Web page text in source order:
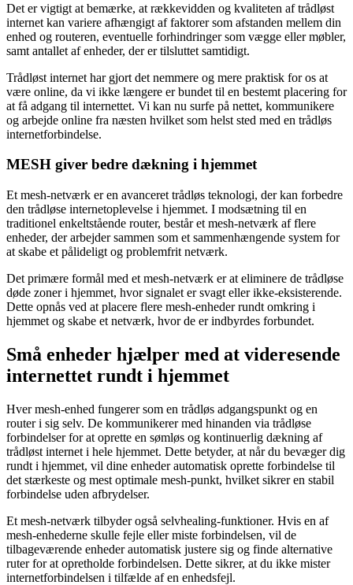
Det er vigtigt at bemærke, at rækkevidden og kvaliteten af trådløst
internet kan variere afhængigt af faktorer som afstanden mellem din
enhed og routeren, eventuelle forhindringer som vægge eller møbler,
samt antallet af enheder, der er tilsluttet samtidigt.
Trådløst internet har gjort det nemmere og mere praktisk for os at
være online, da vi ikke længere er bundet til en bestemt placering for
at få adgang til internettet. Vi kan nu surfe på nettet, kommunikere
og arbejde online fra næsten hvilket som helst sted med en trådløs
internetforbindelse.
MESH giver bedre dækning i hjemmet
Et mesh-netværk er en avanceret trådløs teknologi, der kan forbedre
den trådløse internetoplevelse i hjemmet. I modsætning til en
traditionel enkeltstående router, består et mesh-netværk af flere
enheder, der arbejder sammen som et sammenhængende system for
at skabe et pålideligt og problemfrit netværk.
Det primære formål med et mesh-netværk er at eliminere de trådløse
døde zoner i hjemmet, hvor signalet er svagt eller ikke-eksisterende.
Dette opnås ved at placere flere mesh-enheder rundt omkring i
hjemmet og skabe et netværk, hvor de er indbyrdes forbundet.
Små enheder hjælper med at videresende
internettet rundt i hjemmet
Hver mesh-enhed fungerer som en trådløs adgangspunkt og en
router i sig selv. De kommunikerer med hinanden via trådløse
forbindelser for at oprette en sømløs og kontinuerlig dækning af
trådløst internet i hele hjemmet. Dette betyder, at når du bevæger dig
rundt i hjemmet, vil dine enheder automatisk oprette forbindelse til
det stærkeste og mest optimale mesh-punkt, hvilket sikrer en stabil
forbindelse uden afbrydelser.
Et mesh-netværk tilbyder også selvhealing-funktioner. Hvis en af
mesh-enhederne skulle fejle eller miste forbindelsen, vil de
tilbageværende enheder automatisk justere sig og finde alternative
ruter for at opretholde forbindelsen. Dette sikrer, at du ikke mister
internetforbindelsen i tilfælde af en enhedsfejl.